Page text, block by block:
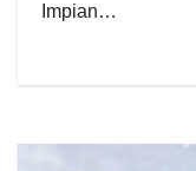
Impian…